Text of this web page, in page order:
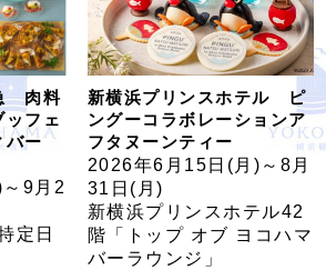
肉料
ッフェ
バー
9月2
定日
新横浜プリンスホテル ピ
ングーコラボレーションア
フタヌーンティー
2026年6月15日(月)～8月
31日(月)
新横浜プリンスホテル42
階「トップ オブ ヨコハマ
バーラウンジ」